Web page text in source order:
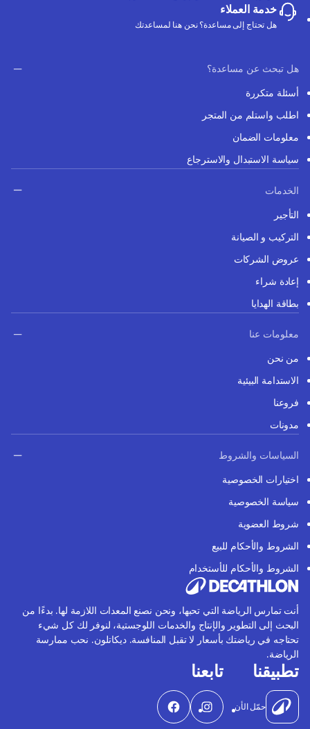
خدمة العملاء
هل تحتاج إلى مساعدة؟ نحن هنا لمساعدتك
هل تبحث عن مساعدة؟
أسئلة متكررة
اطلب واستلم من المتجر
معلومات الضمان
سياسة الاستبدال والاسترجاع
الخدمات
التأجير
التركيب و الصيانة
عروض الشركات
إعادة شراء
بطاقة الهدايا
معلومات عنا
من نحن
الاستدامة البيئية
فروعنا
مدونات
السياسات والشروط
اختيارات الخصوصية
سياسة الخصوصية
شروط العضوية
الشروط والأحكام للبيع
الشروط والأحكام للأستخدام
أنت تمارس الرياضة التي تحبها، ونحن نصنع المعدات اللازمة لها. بدءًا من
البحث إلى التطوير والإنتاج والخدمات اللوجستية، لنوفر لك كل شيء
تحتاجه في رياضتك بأسعار لا تقبل المنافسة. ديكاتلون. نحب ممارسة
الرياضة.
تطبيقنا
حمّل الأن
تابعنا